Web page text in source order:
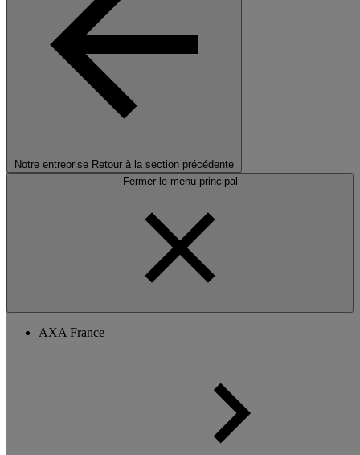
Notre entreprise Retour à la section précédente
Fermer le menu principal
AXA France